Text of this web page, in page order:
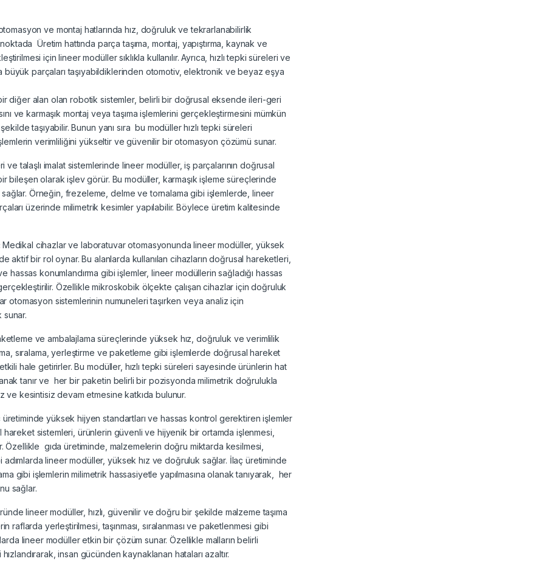
ve montaj hatlarında hız, doğruluk ve tekrarlanabilirlik
Üretim hattında parça taşıma, montaj, yapıştırma, kaynak ve
için lineer modüller sıklıkla kullanılır. Ayrıca, hızlı tepki süreleri ve
parçaları taşıyabildiklerinden otomotiv, elektronik ve beyaz eşya
bir diğer alan olan robotik sistemler, belirli bir doğrusal eksende ileri-geri
ve karmaşık montaj veya taşıma işlemlerini gerçekleştirmesini mümkün
taşıyabilir. Bunun yanı sıra bu modüller hızlı tepki süreleri
verimliliğini yükseltir ve güvenilir bir otomasyon çözümü sunar.
ve talaşlı imalat sistemlerinde lineer modüller, iş parçalarının doğrusal
bileşen olarak işlev görür. Bu modüller, karmaşık işleme süreçlerinde
Örneğin, frezeleme, delme ve tornalama gibi işlemlerde, lineer
üzerinde milimetrik kesimler yapılabilir. Böylece üretim kalitesinde
Medikal cihazlar ve laboratuvar otomasyonunda lineer modüller, yüksek
bir rol oynar. Bu alanlarda kullanılan cihazların doğrusal hareketleri,
konumlandırma gibi işlemler, lineer modüllerin sağladığı hassas
Özellikle mikroskobik ölçekte çalışan cihazlar için doğruluk
sistemlerinin numuneleri taşırken veya analiz için
sunar.
ve ambalajlama süreçlerinde yüksek hız, doğruluk ve verimlilik
sıralama, yerleştirme ve paketleme gibi işlemlerde doğrusal hareket
hale getirirler. Bu modüller, hızlı tepki süreleri sayesinde ürünlerin hat
tanır ve her bir paketin belirli bir pozisyonda milimetrik doğrulukla
ve kesintisiz devam etmesine katkıda bulunur.
üretiminde yüksek hijyen standartları ve hassas kontrol gerektiren işlemler
sistemleri, ürünlerin güvenli ve hijyenik bir ortamda işlenmesi,
Özellikle gıda üretiminde, malzemelerin doğru miktarda kesilmesi,
lineer modüller, yüksek hız ve doğruluk sağlar. İlaç üretiminde
gibi işlemlerin milimetrik hassasiyetle yapılmasına olanak tanıyarak, her
sağlar.
lineer modüller, hızlı, güvenilir ve doğru bir şekilde malzeme taşıma
yerleştirilmesi, taşınması, sıralanması ve paketlenmesi gibi
lineer modüller etkin bir çözüm sunar. Özellikle malların belirli
insan gücünden kaynaklanan hataları azaltır.